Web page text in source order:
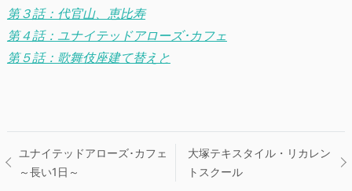
第３話：代官山、恵比寿
第４話：ユナイテッドアローズ･カフェ
第５話：歌舞伎座建て替えと
投
ユナイテッドアローズ･カフェ
～長い1日～
大塚テキスタイル・リカレン
トスクール